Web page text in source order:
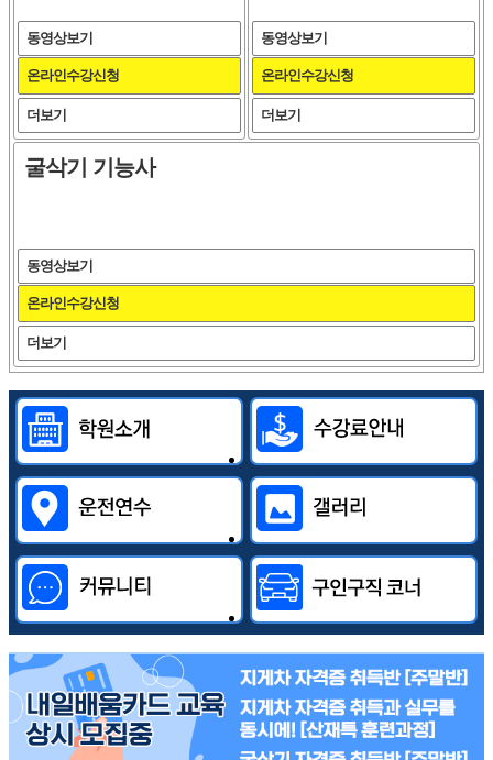
더보기
온라인수강신청
동영상보기
더보기
온라인수강신청
동영상보기
굴삭기 기능사
더보기
온라인수강신청
동영상보기